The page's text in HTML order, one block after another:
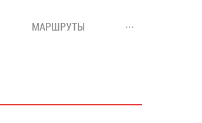
МАРШРУТЫ ...